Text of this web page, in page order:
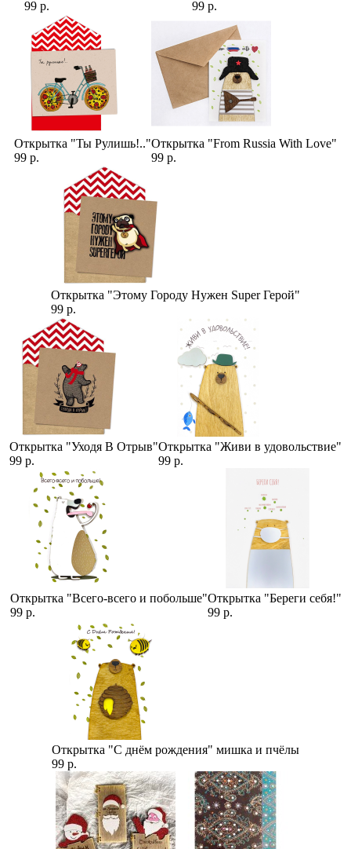
99 р. 99 р.
Открытка "Ты Рулишь!.."
99 р.
Открытка "From Russia With Love"
99 р.
Открытка "Этому Городу Нужен Super Герой"
99 р.
Открытка "Уходя В Отрыв"
99 р.
Открытка "Живи в удовольствие"
99 р.
Открытка "Всего-всего и побольше"
99 р.
Открытка "Береги себя!"
99 р.
Открытка "С днём рождения" мишка и пчёлы
99 р.